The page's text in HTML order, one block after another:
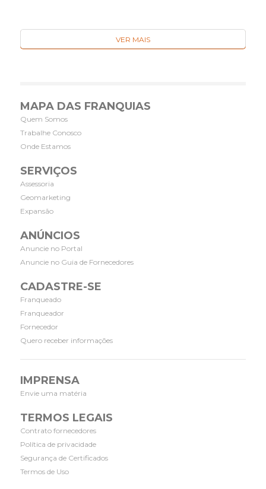
VER MAIS
MAPA DAS FRANQUIAS
Quem Somos
Trabalhe Conosco
Onde Estamos
SERVIÇOS
Assessoria
Geomarketing
Expansão
ANÚNCIOS
Anuncie no Portal
Anuncie no Guia de Fornecedores
CADASTRE-SE
Franqueado
Franqueador
Fornecedor
Quero receber informações
IMPRENSA
Envie uma matéria
TERMOS LEGAIS
Contrato fornecedores
Política de privacidade
Segurança de Certificados
Termos de Uso